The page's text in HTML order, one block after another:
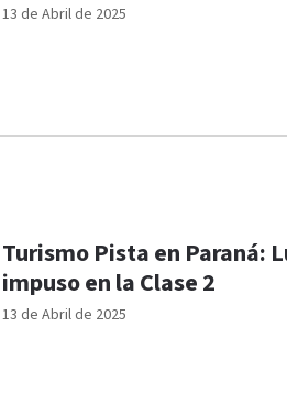
13 de Abril de 2025
13 de Abril de 2025
Turismo Pista en Paraná:
impuso en la Clase 2